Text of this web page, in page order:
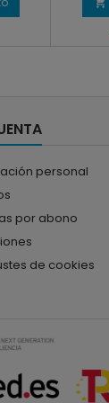
personal
por abono
de cookies